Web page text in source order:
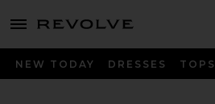
menu - shows more content
NEW TODAY DRESSES TOPS